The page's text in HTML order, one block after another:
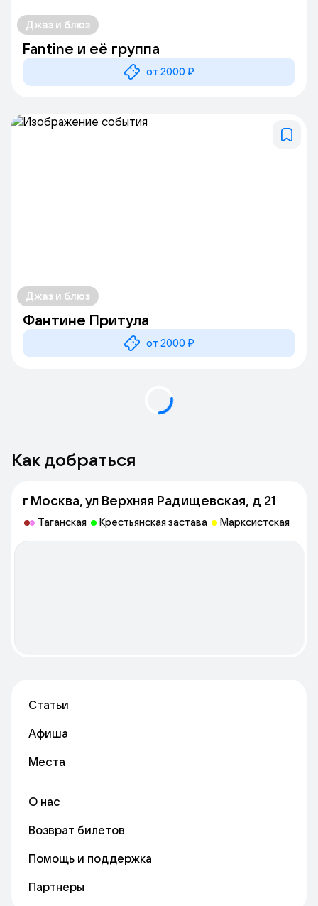
Джаз и блюз
Fantine и её группа
от 2000 ₽
Джаз и блюз
Фантине Притула
от 2000 ₽
Как добраться
г Москва, ул Верхняя Радищевская, д 21
Таганская Крестьянская застава Марксистская
Статьи
Афиша
Места
О нас
Возврат билетов
Помощь и поддержка
Партнеры